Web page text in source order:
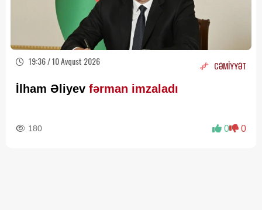
19:36 / 10 Avqust 2026 CƏMİYYƏT
İlham Əliyev fərman imzaladı
180 0 0